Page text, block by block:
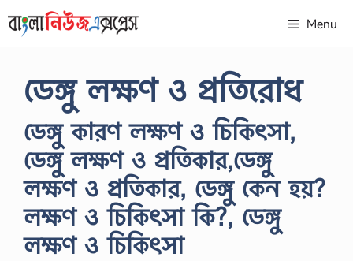
to
Menu
ডেঙ্গু লক্ষণ ও প্রতিরোধ
ডেঙ্গু কারণ লক্ষণ ও চিকিৎসা,
ডেঙ্গু লক্ষণ ও প্রতিকার,ডেঙ্গু
লক্ষণ ও প্রতিকার, ডেঙ্গু কেন হয়?
লক্ষণ ও চিকিৎসা কি?, ডেঙ্গু
লক্ষণ ও চিকিৎসা